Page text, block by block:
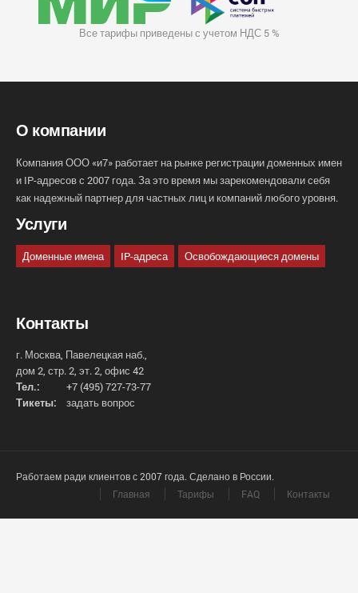
Все тарифы приведены с учетом НДС 5 %
О компании
Компания ООО «и7» работает на рынке регистрации доменных имен
и IP-адресов с 2007 года. За это время мы зарекомендовали себя
как надежный партнер для частных лиц и компаний любого уровня.
Услуги
Доменные имена IP-адреса Освобождающиеся домены
Контакты
г. Москва, Павелецкая наб.,
дом 2, стр. 2, эт. 2, офис 42
Тел.:
+7 (495) 727-73-77
Тикеты:
задать вопрос
Работаем ради клиентов с 2007 года. Сделано в России.
Главная
Тарифы FAQ Контакты